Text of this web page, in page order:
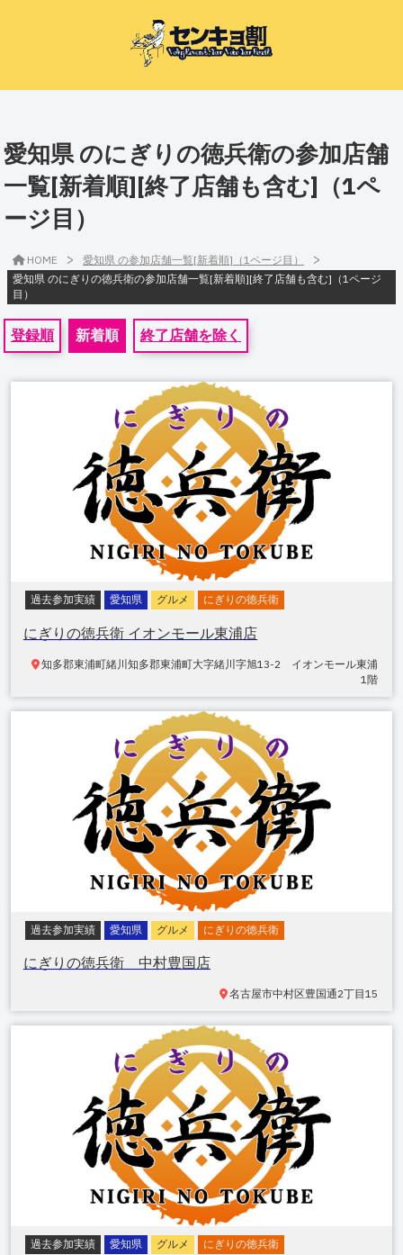
愛知県 のにぎりの徳兵衛の参加店舗
一覧[新着順][終了店舗も含む]（1ペ
ージ目）
HOME > 愛知県 の参加店舗一覧[新着順]（1ページ目） >
愛知県 のにぎりの徳兵衛の参加店舗一覧[新着順][終了店舗も含む]（1ページ
目）
登録順 新着順 終了店舗を除く
過去参加実績 愛知県 グルメ にぎりの徳兵衛
にぎりの徳兵衛 イオンモール東浦店
知多郡東浦町緒川 知多郡東浦町大字緒川字旭13-2 イオンモール東浦
1階
過去参加実績 愛知県 グルメ にぎりの徳兵衛
にぎりの徳兵衛 中村豊国店
名古屋市中村区豊国通2丁目15
過去参加実績 愛知県 グルメ にぎりの徳兵衛